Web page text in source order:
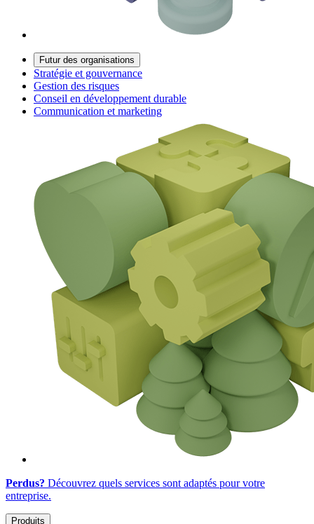
Futur des organisations
Stratégie et gouvernance
Gestion des risques
Conseil en développement durable
Communication et marketing
Perdus? Découvrez quels services sont adaptés pour votre
entreprise.
Produits